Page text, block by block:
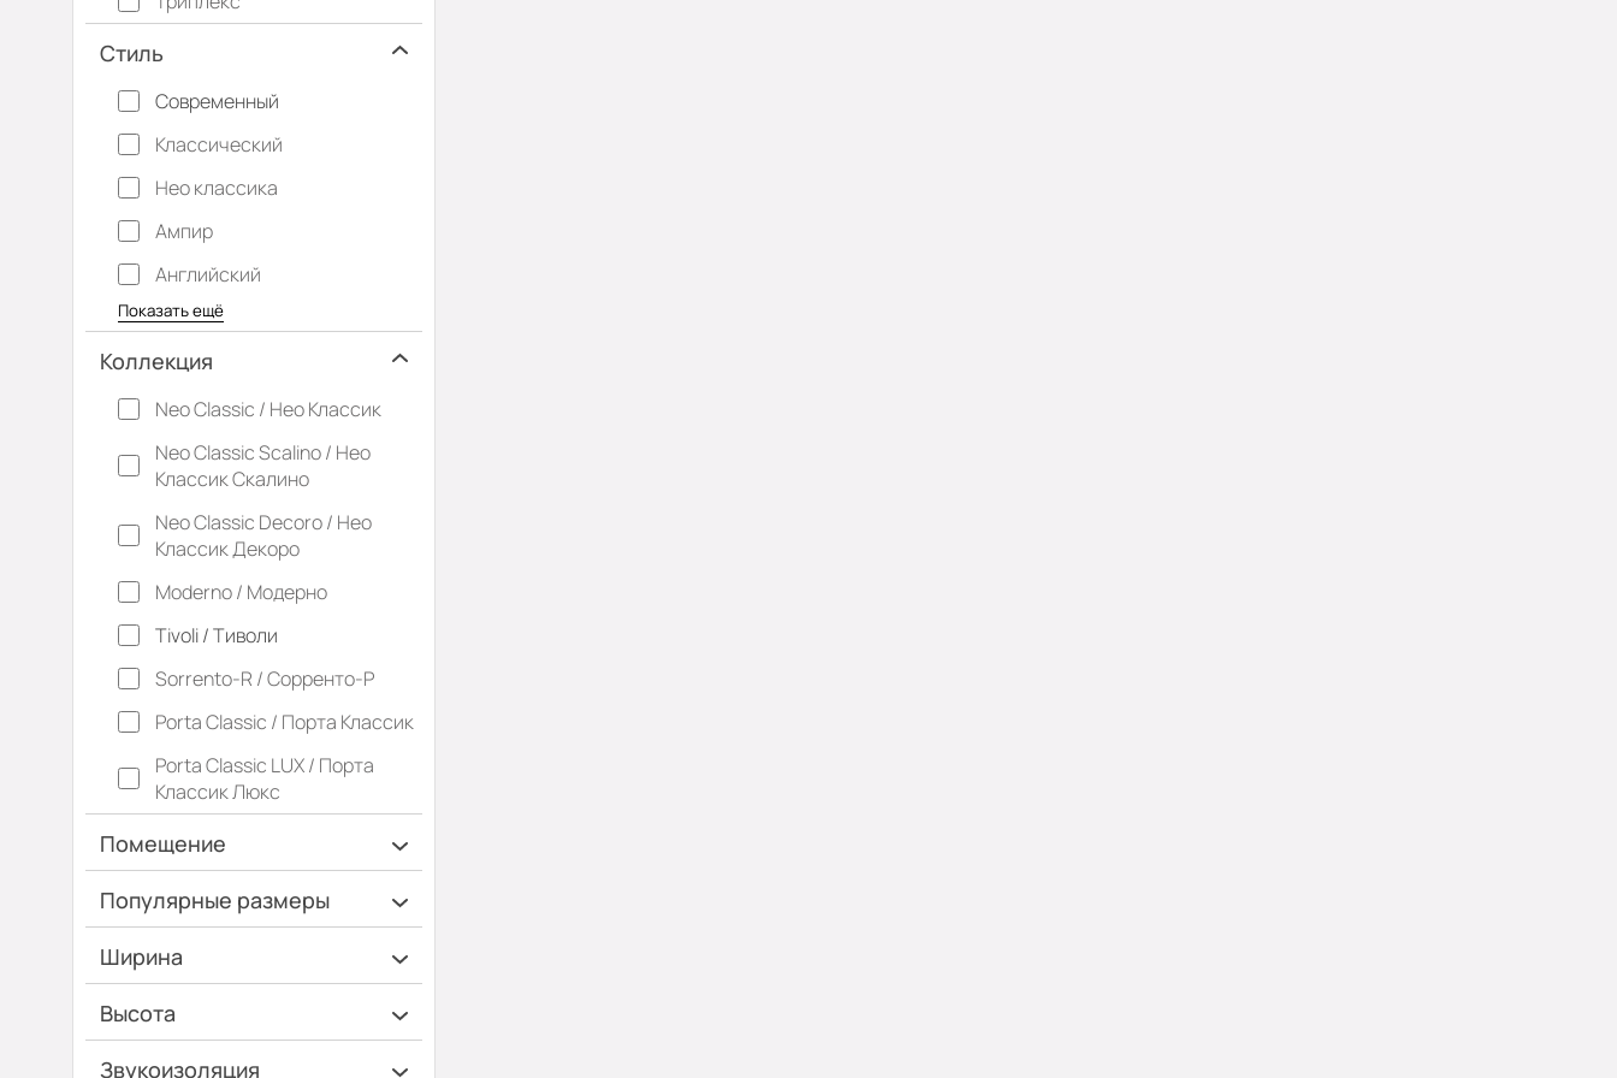
Стиль
Современный
Классический
Нео классика
Ампир
Английский
Багетные
Барокко
Кантри
Крашенные
Лофт
Модерн
Под старину
Прованс
Скандинавский
Современная классика
Хай-тек
Показать ещё
Коллекция
Neo Classic / Нео Классик
Neo Classic Scalino / Нео
Классик Скалино
Neo Classic Decoro / Нео
Классик Декоро
Moderno / Модерно
Tivoli / Тиволи
Sorrento-R / Сорренто-Р
Porta Classic / Порта Классик
Porta Classic LUX / Порта
Классик Люкс
Помещение
Ванная и туалет
Гардеробная
Гостинная
Дача
Кладовка
Коридор
Кухня
Офис
Спальня
Популярные размеры
600х2000
700х2000
900х2000
Ширина
Ширина 40 см
Ширина 45 см
Высота
Высота 180 см
Звукоизоляция